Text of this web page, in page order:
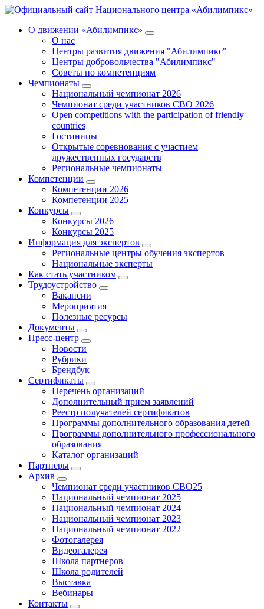
О движении «Абилимпикс»
О нас
Центры развития движения "Абилимпикс"
Центры добровольчества "Абилимпикс"
Советы по компетенциям
Чемпионаты
Национальный чемпионат 2026
Чемпионат среди участников СВО 2026
Open competitions with the participation of friendly
countries
Гостиницы
Открытые соревнования с участием
дружественных государств
Региональные чемпионаты
Компетенции
Компетенции 2026
Компетенции 2025
Конкурсы
Конкурсы 2026
Конкурсы 2025
Информация для экспертов
Региональные центры обучения экспертов
Национальные эксперты
Как стать участником
Трудоустройство
Вакансии
Мероприятия
Полезные ресурсы
Документы
Пресс-центр
Новости
Рубрики
Брендбук
Сертификаты
Перечень организаций
Дополнительный прием заявлений
Реестр получателей сертификатов
Программы дополнительного образования детей
Программы дополнительного профессионального
образования
Каталог организаций
Партнеры
Архив
Чемпионат среди участников СВО25
Национальный чемпионат 2025
Национальный чемпионат 2024
Национальный чемпионат 2023
Национальный чемпионат 2022
Фотогалерея
Видеогалерея
Школа партнеров
Школа родителей
Выставка
Вебинары
Контакты